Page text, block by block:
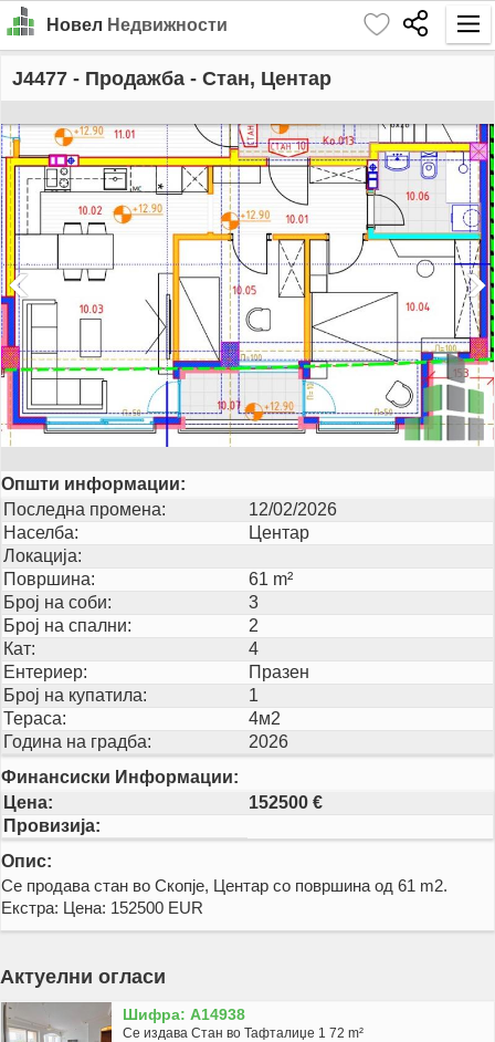
Новел Недвижности
Почетна
Издавање
Продажба
MK
EN
GO!
J4477 - Продажба - Стан, Центар
Општи информации:
Последна промена:
12/02/2026
Населба:
Центар
Локација:
Површина:
61 m²
Број на соби:
3
Број на спални:
2
Кат:
4
Ентериер:
Празен
Број на купатила:
1
Тераса:
4м2
Година на градба:
2026
Финансиски Информации:
Цена:
152500 €
Провизија:
Опис:
Се продава стан во Скопје, Центар со површина од 61 m2.
Екстра: Цена: 152500 EUR
Актуелни огласи
Шифра: A14938
Се издава Стан во Тафталиџе 1 72 m²